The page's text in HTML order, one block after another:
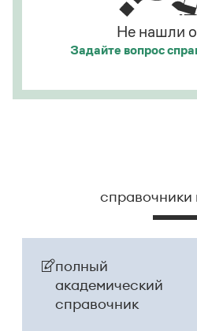
Не нашли
Задайте вопрос
справочники
полный
академический
справочник